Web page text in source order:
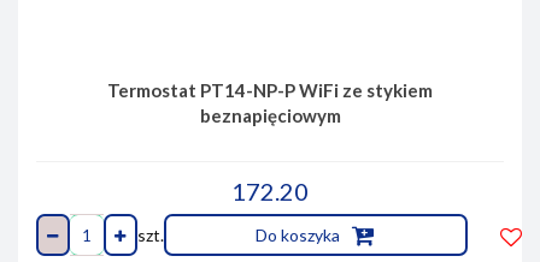
Termostat PT14-NP-P WiFi ze stykiem
beznapięciowym
172.20
szt. Do koszyka